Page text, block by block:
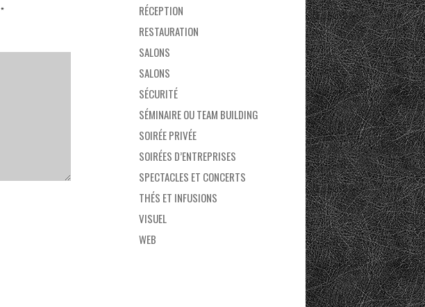
*
RÉCEPTION
RESTAURATION
SALONS
SALONS
SÉCURITÉ
SÉMINAIRE OU TEAM BUILDING
SOIRÉE PRIVÉE
SOIRÉES D’ENTREPRISES
SPECTACLES ET CONCERTS
THÉS ET INFUSIONS
VISUEL
WEB